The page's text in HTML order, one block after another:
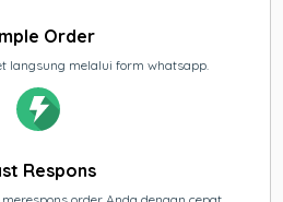
Order
langsung melalui form whatsapp.
Respons